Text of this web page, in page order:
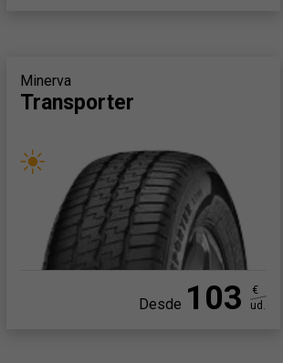
Minerva
Transporter
Desde 103
€
ud.